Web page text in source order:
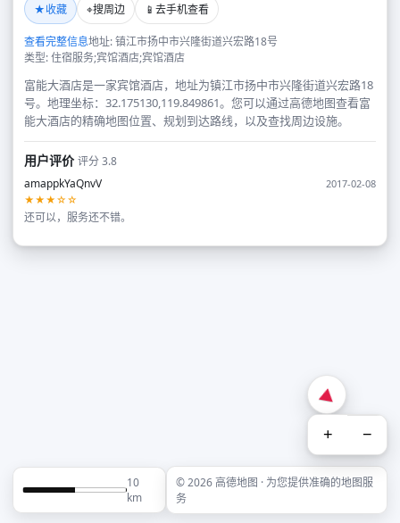
★收藏 ⌖搜周边 📱 去手机查看
查看完整信息地址: 镇江市扬中市兴隆街道兴宏路18号
类型: 住宿服务;宾馆酒店;宾馆酒店
富能大酒店是一家宾馆酒店，地址为镇江市扬中市兴隆街道兴宏路18
号。地理坐标：32.175130,119.849861。您可以通过高德地图查看富
能大酒店的精确地图位置、规划到达路线，以及查找周边设施。
用户评价评分 3.8
amappkYaQnvV
2017-02-08
★★★☆☆
还可以，服务还不错。
+ −
10
km
© 2026 高德地图 · 为您提供准确的地图服
务